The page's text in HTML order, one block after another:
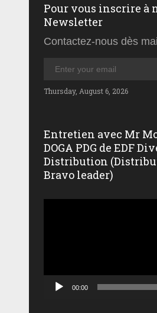
Pour vous inscrire à
Newsletter
Contactez-nous dès
Thursday, August 6, 2026
Entretien avec Mr
DOGA PDG de EDF
Distribution
Bravo leader)
00:00